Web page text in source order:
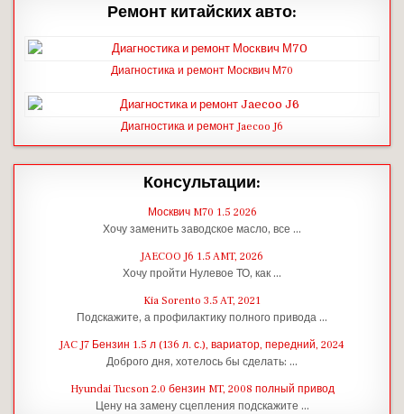
Ремонт китайских авто:
Диагностика и ремонт Москвич М70
Диагностика и ремонт Jaecoo J6
Консультации:
Москвич M70 1.5 2026
Хочу заменить заводское масло, все …
JAECOO J6 1.5 AMT, 2026
Хочу пройти Нулевое ТО, как …
Kia Sorento 3.5 AT, 2021
Подскажите, а профилактику полного привода …
JAC J7 Бензин 1.5 л (136 л. с.), вариатор, передний, 2024
Доброго дня, хотелось бы сделать: …
Hyundai Tucson 2.0 бензин MT, 2008 полный привод
Цену на замену сцепления подскажите …